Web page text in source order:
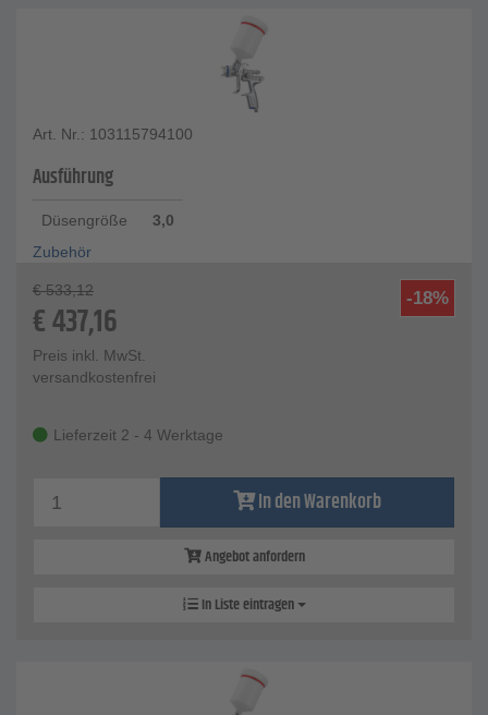
Art. Nr.: 103115794100
Ausführung
Düsengröße
3,0
Zubehör
-18%
€ 533,12
€437,16
Preis inkl. MwSt.
versandkostenfrei
Lieferzeit 2 - 4 Werktage
In den Warenkorb
Angebot anfordern
In Liste eintragen